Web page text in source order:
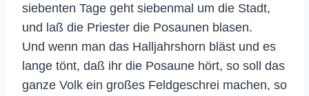
siebenten Tage geht siebenmal um die Stadt,
und laß die Priester die Posaunen blasen.
Und wenn man das Halljahrshorn bläst und es
lange tönt, daß ihr die Posaune hört, so soll das
ganze Volk ein großes Feldgeschrei machen, so